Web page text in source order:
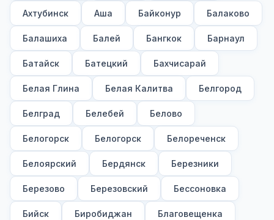
Ахтубинск Аша Байконур Балаково
Балашиха Балей Бангкок Барнаул
Батайск Батецкий Бахчисарай
Белая Глина Белая Калитва Белгород
Белград Белебей Белово
Белогорск Белогорск Белореченск
Белоярский Бердянск Березники
Березово Березовский Бессоновка
Бийск Биробиджан Благовещенка